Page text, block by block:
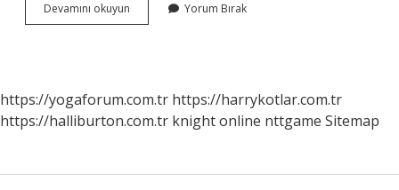
Devamını okuyun
Kelimesinin
Yorum Bırak
https://yogaforum.com.tr https://harrykotlar.com.tr
https://halliburton.com.tr knight online nttgame Sitemap